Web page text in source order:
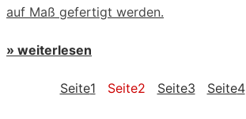
auf Maß gefertigt werden.
» weiterlesen
Seite1 Seite2 Seite3 Seite4